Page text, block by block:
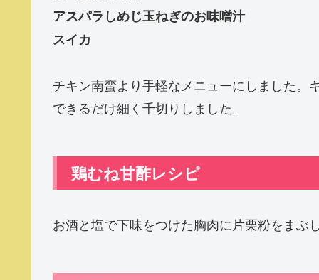
アスパラしめじ玉ねぎのお味噌汁
スイカ
チキン南蛮より手軽なメニューにしました。
できるだけ細く千切りしました。
鶏むね甘酢レシピ
お酒と塩で下味をつけた胸肉に片栗粉をまぶ